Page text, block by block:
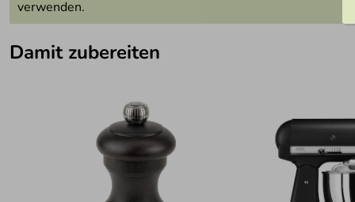
verwenden.
Damit zubereiten